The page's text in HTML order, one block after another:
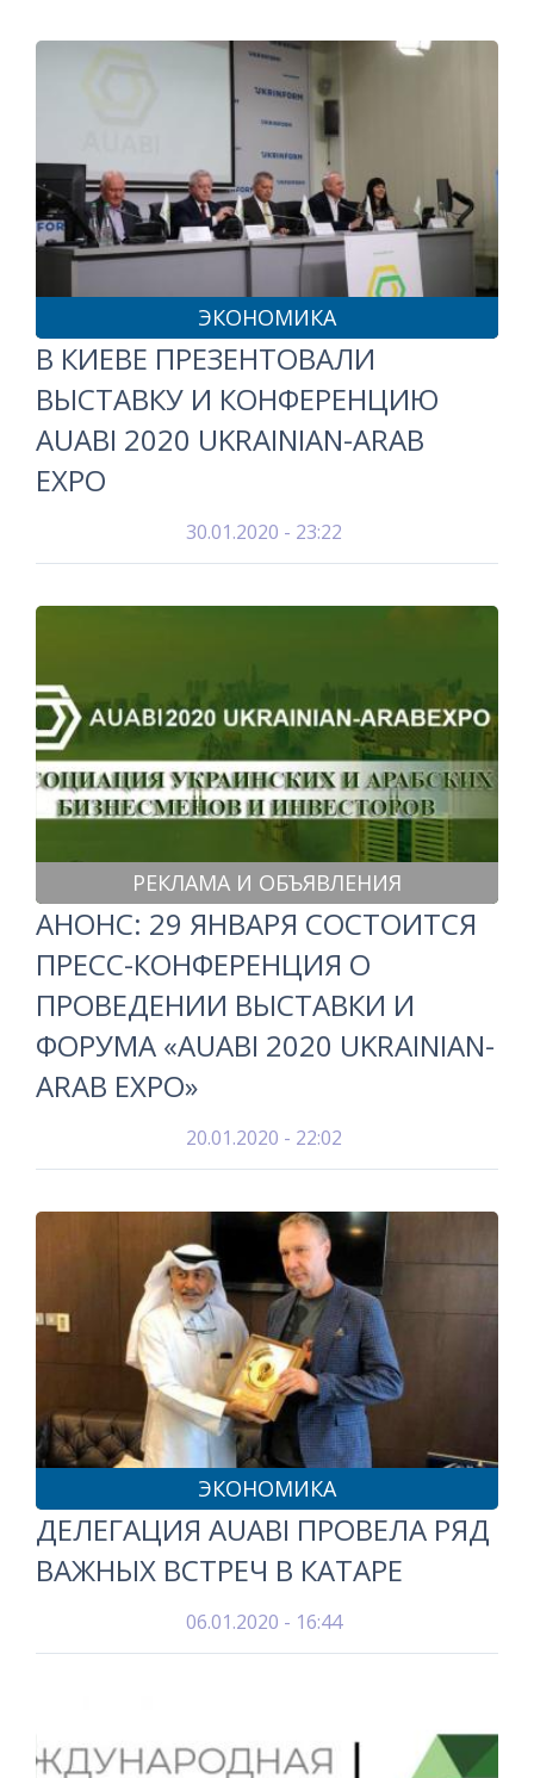
ЭКОНОМИКА
В КИЕВЕ ПРЕЗЕНТОВАЛИ
ВЫСТАВКУ И КОНФЕРЕНЦИЮ
AUABI 2020 UKRAINIAN-ARAB
EXPO
30.01.2020 - 23:22
РЕКЛАМА И ОБЪЯВЛЕНИЯ
АНОНС: 29 ЯНВАРЯ СОСТОИТСЯ
ПРЕСС-КОНФЕРЕНЦИЯ О
ПРОВЕДЕНИИ ВЫСТАВКИ И
ФОРУМА «AUABI 2020 UKRAINIAN-
ARAB EXPO»
20.01.2020 - 22:02
ЭКОНОМИКА
ДЕЛЕГАЦИЯ AUABI ПРОВЕЛА РЯД
ВАЖНЫХ ВСТРЕЧ В КАТАРЕ
06.01.2020 - 16:44